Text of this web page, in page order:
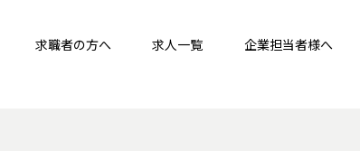
求職者の方へ 求人一覧 企業担当者様へ